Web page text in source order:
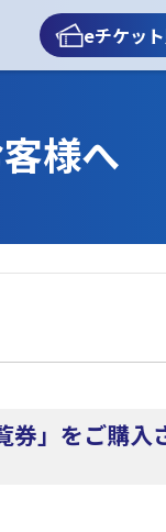
eチケッ
様へ
」をご購入